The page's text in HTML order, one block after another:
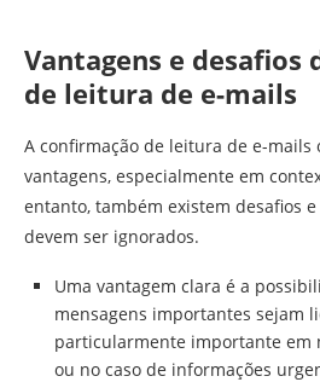
Vantagens e desafios
de leitura de e-mails
A confirmação de leitura de e-mails
vantagens, especialmente em
entanto, também existem desafios
devem ser ignorados.
Uma vantagem clara é a
mensagens importantes sejam
particularmente importante em
ou no caso de informações